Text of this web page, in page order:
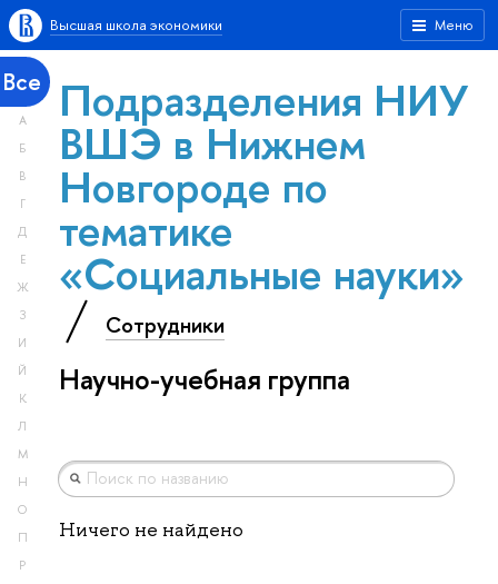
Меню
Высшая школа экономики
Все
А
Б
В
Г
Д
Е
Ж
З
И
Й
К
Л
М
Н
О
П
Р
Подразделения НИУ
ВШЭ в Нижнем
Новгороде по
тематике
«Социальные науки»
Сотрудники
Научно-учебная группа
Ничего не найдено